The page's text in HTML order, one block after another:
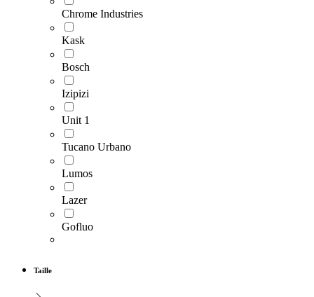
Chrome Industries
Kask
Bosch
Izipizi
Unit 1
Tucano Urbano
Lumos
Lazer
Gofluo
Taille